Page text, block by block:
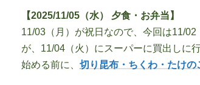
【2025/11/05（水） 夕食・お弁当】
11/03（月）が祝日なので、今回は11/
が、11/04（火）にスーパーに買出しに
始める前に、 切り昆布・ちくわ・たけの